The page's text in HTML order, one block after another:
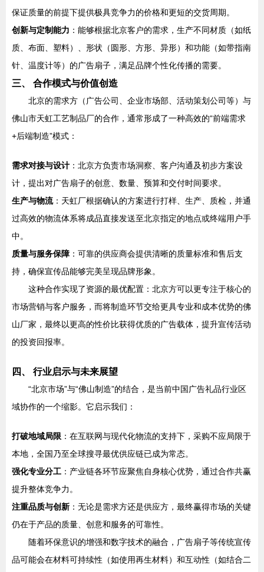
保证质量的前提下提供极具竞争力的价格和更短的交货周期。
创新与定制能力 ：能够根据北京客户的需求，生产不同材质（如纸
质、布面、塑料）、形状（圆形、方形、异形）和功能（如带指南
针、温度计等）的广告扇子，满足品牌个性化传播的需要。
三、 合作模式与价值创造
北京的需求方（广告公司、企业市场部、活动策划公司等）与
佛山市天虹工艺制品厂的合作，通常形成了一种高效的“前端需求
+后端制造”模式：
需求对接与设计 ：北京方负责市场洞察、客户沟通及初步方案设
计，提出对广告扇子的创意、数量、预算和交付时间要求。
生产与物流：天虹厂根据确认的方案进行打样、生产、质检，并通
过高效的物流体系将成品直接发送至北京指定的地点或终端用户手
中。
质量与服务保障 ：可靠的供应商会提供清晰的质量标准和售后支
持，确保宣传品能够完美呈现品牌形象。
这种合作实现了资源的最优配置：北京方可以更专注于核心的
市场营销与客户服务，而将制造环节交给更具专业和成本优势的佛
山厂家，最终以更高的性价比获得优质的广告载体，提升宣传活动
的投资回报率。
四、 行业启示与未来展望
“北京市场”与“佛山制造”的结合，是当前中国广告礼品行业区
域协作的一个缩影。它启示我们：
打破地域局限 ：在互联网与现代化物流的支持下，采购不应局限于
本地，全国乃至全球搜寻最优供应链已成为常态。
强化专业分工 ：产业链各环节应聚焦自身核心优势，通过合作共赢
提升整体竞争力。
注重品质与创新 ：无论是需求方还是供应方，最终赢得市场的关键
仍在于产品的质量、创意和服务的可靠性。
随着环保意识的增强和数字技术的融合，广告扇子等传统宣传
品可能会在材料可持续性（如使用再生材料）和互动性（如结合二